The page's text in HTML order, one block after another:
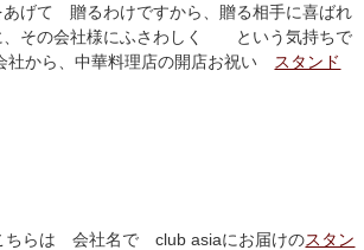
あげて 贈るわけですから、贈る相手に喜ばれ
、その会社様にふさわしく という気持ちで
社から、中華料理店の開店お祝い スタンド
ちらは 会社名で club asiaにお届けのスタン